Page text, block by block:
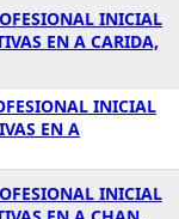
INICIAL
EN A CARIDA,
INICIAL
EN A
INICIAL